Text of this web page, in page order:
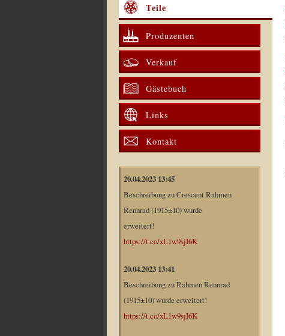
Teile
Produzenten
Verkauf
Gästebuch
Links
Kontakt
20.04.2023 13:45
Beschreibung zu Crescent Rahmen
Rennrad (1915±10) wurde
erweitert!
https://t.co/xL1w9sjI6K
20.04.2023 13:41
Beschreibung zu Rahmen Rennrad
(1915±10) wurde erweitert!
https://t.co/xL1w9sjI6K